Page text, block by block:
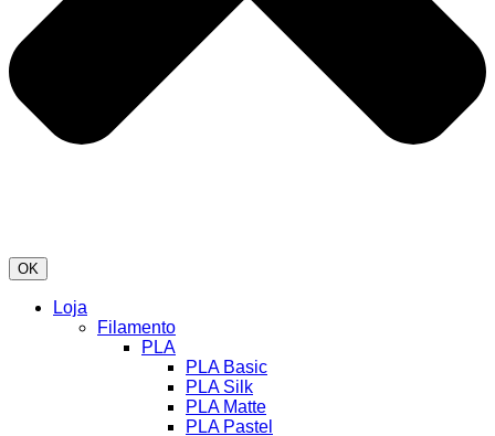
OK
Loja
Filamento
PLA
PLA Basic
PLA Silk
PLA Matte
PLA Pastel